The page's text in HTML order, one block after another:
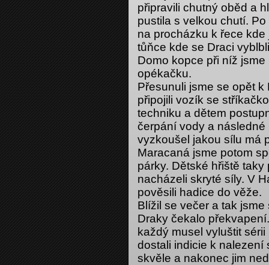
připravili chutný oběd a
pustila s velkou chutí.
na procházku k řece
tůňce kde se Draci
Domo kopce při níž
opékačku.
Přesunuli jsme se opět
připojili vozík se
techniku a dětem
čerpání vody a
vyzkoušel jakou sílu má
Maracaná jsme potom
párky. Dětské hřiště
nacházeli skryté síly. V
pověsili hadice do věže.
Blížil se večer a tak
Draky čekalo
každý musel vyluštit
dostali indicie k nalezení
skvěle a nakonec jim